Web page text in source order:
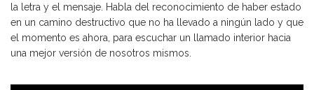
la letra y el mensaje. Habla del reconocimiento de haber estado
en un camino destructivo que no ha llevado a ningún lado y que
el momento es ahora, para escuchar un llamado interior hacia
una mejor versión de nosotros mismos.